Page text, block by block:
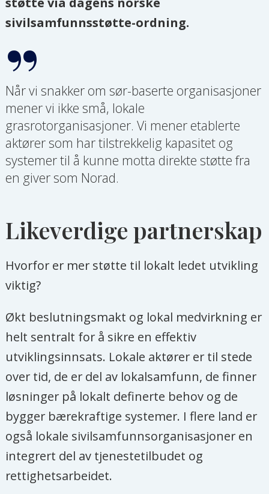
sivilsamfunnsstøtte-ordning.
Når vi snakker om sør-baserte organisasjoner
mener vi ikke små, lokale
grasrotorganisasjoner. Vi mener etablerte
aktører som har tilstrekkelig kapasitet og
systemer til å kunne motta direkte støtte fra
en giver som Norad.
Likeverdige partnerskap
Hvorfor er mer støtte til lokalt ledet utvikling
viktig?
Økt beslutningsmakt og lokal medvirkning er
helt sentralt for å sikre en effektiv
utviklingsinnsats. Lokale aktører er til stede
over tid, de er del av lokalsamfunn, de finner
løsninger på lokalt definerte behov og de
bygger bærekraftige systemer. I flere land er
også lokale sivilsamfunnsorganisasjoner en
integrert del av tjenestetilbudet og
rettighetsarbeidet.